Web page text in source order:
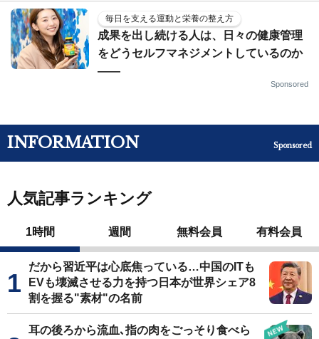
毎日を支える運動と栄養の整え方
成果を出し続ける人は、日々の健康管理
をどうセルフマネジメントしているのか
——
Sponsored
INFORMATION Sponsored
人気記事ランキング
1時間 週間 無料会員 有料会員
だから習近平は心底焦っている…中国のITも
EVも壊滅させる力を持つ日本が世界シェア8
割を握る"素材"の名前
耳の後ろから流血､指の肉をごっそり食べら